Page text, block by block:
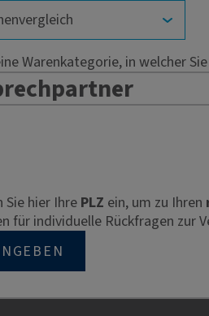
Warenkategorie, in welcher
Sie hier Ihre PLZ ein, um zu Ihren
für individuelle Rückfragen zur